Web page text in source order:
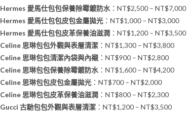
Hermes 愛馬仕包包保養除霉鍍防水 ：NT$2,500 – NT$7,000
Hermes 愛馬仕包包皮包金屬拋光 ：NT$1,000 – NT$3,000
Hermes 愛馬仕包包皮革保養油滋潤 ：NT$1,200 – NT$3,500
Celine 思琳包包外觀與表層清潔 ：NT$1,300 – NT$3,800
Celine 思琳包包清潔內袋與內襯 ：NT$900 – NT$2,800
Celine 思琳包包保養除霉鍍防水 ：NT$1,600 – NT$4,200
Celine 思琳包包皮包金屬拋光 ：NT$700 – NT$2,000
Celine 思琳包包皮革保養油滋潤 ：NT$800 – NT$2,300
Gucci 古馳包包外觀與表層清潔 ：NT$1,200 – NT$3,500